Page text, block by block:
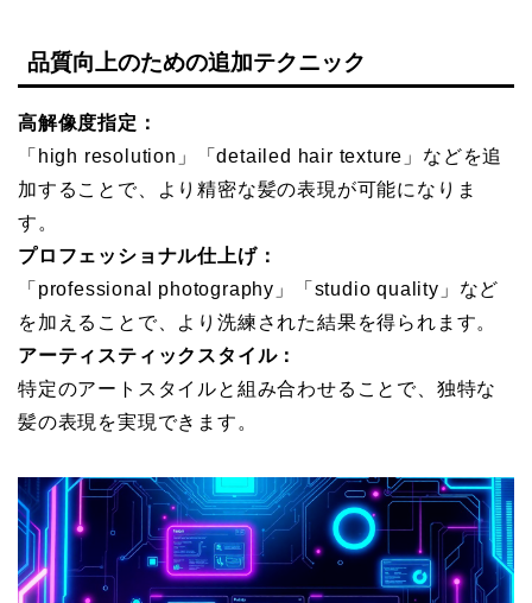
品質向上のための追加テクニック
高解像度指定：
「high resolution」「detailed hair texture」などを追
加することで、より精密な髪の表現が可能になりま
す。
プロフェッショナル仕上げ：
「professional photography」「studio quality」など
を加えることで、より洗練された結果を得られます。
アーティスティックスタイル：
特定のアートスタイルと組み合わせることで、独特な
髪の表現を実現できます。